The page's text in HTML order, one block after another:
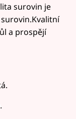
surovin je
a prospějí